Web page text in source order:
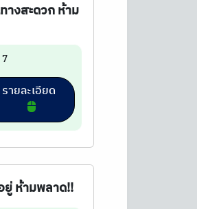
างสะดวก ห้าม
ยู่ ห้ามพลาด!!